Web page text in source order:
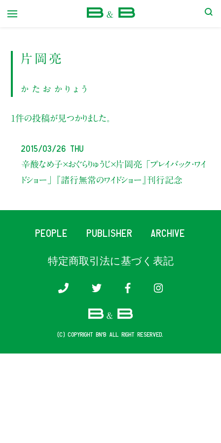
片岡亮
かたおかりょう
1件の投稿が見つかりました。
2015/03/26 Thu
辛酸なめ子×おぐらりゅうじ×片岡亮 「プレイバック・ワイ
ドショー」 『諸行無常のワイドショー』刊行記念
PEOPLE PUBLISHER ARCHIVE
特定商取引法に基づく表記
(c) COPYRIGHT B&B ALL RIGHT RESERVED.